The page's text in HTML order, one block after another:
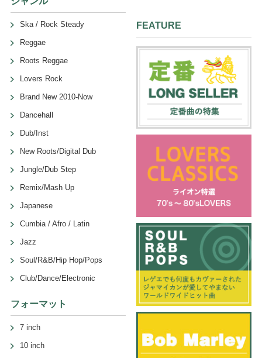
Ska / Rock Steady
Reggae
Roots Reggae
Lovers Rock
Brand New 2010-Now
Dancehall
Dub/Inst
New Roots/Digital Dub
Jungle/Dub Step
Remix/Mash Up
Japanese
Cumbia / Afro / Latin
Jazz
Soul/R&B/Hip Hop/Pops
Club/Dance/Electronic
フォーマット
7 inch
10 inch
FEATURE